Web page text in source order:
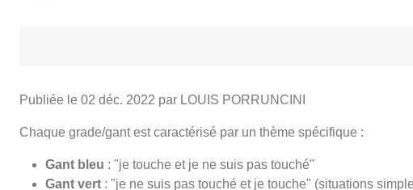
Publiée le 02 déc. 2022 par LOUIS PORRUNCINI
Chaque grade/gant est caractérisé par un thème spécifique :
Gant bleu : "je touche et je ne suis pas touché"
Gant vert : "je ne suis pas touché et je touche" (situations